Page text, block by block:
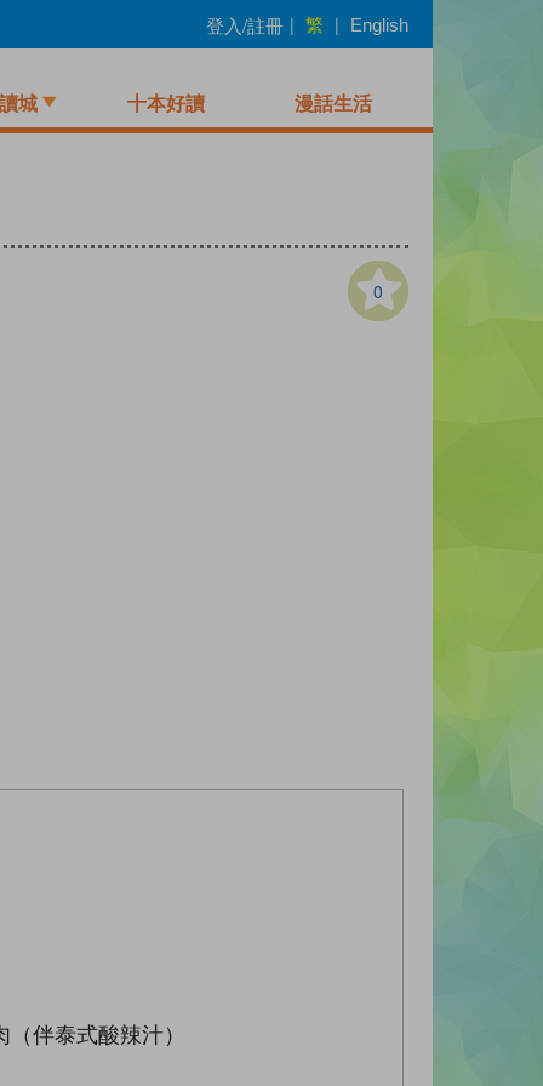
登入/註冊 | 繁 | English
城 十本好讀 漫話生活
0
伴泰式酸辣汁）